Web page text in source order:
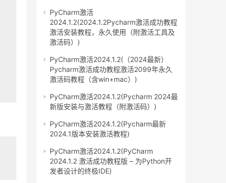
PyCharm激活
2024.1.2(2024.1.2Pycharm激活成功教程
激活安装教程，永久使用（附激活工具及
激活码）)
PyCharm激活2024.1.2(（2024最新）
Pycharm激活成功教程激活2099年永久
激活码教程（含win+mac）)
PyCharm激活2024.1.2(Pycharm 2024最
新版安装与激活教程（附激活码）)
PyCharm激活2024.1.2(Pycharm最新
2024.1版本安装激活教程)
PyCharm激活2024.1.2(PyCharm
2024.1.2 激活成功教程版 – 为Python开
发者设计的终极IDE)